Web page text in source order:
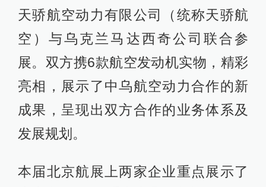
天骄航空动力有限公司（统称天骄航
空）与乌克兰马达西奇公司联合参
展。双方携6款航空发动机实物，精彩
亮相，展示了中乌航空动力合作的新
成果，呈现出双方合作的业务体系及
发展规划。
本届北京航展上两家企业重点展示了